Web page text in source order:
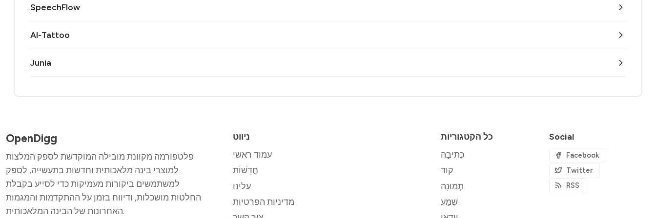
SpeechFlow
AI-Tattoo
Junia
OpenDigg
פלטפורמה מקוונת מובילה המוקדשת לספק המלצות
למוצרי בינה מלאכותית וחדשות בתעשייה, לספק
למשתמשים ביקורות מעמיקות כדי לסייע בקבלת
החלטות מושכלות, ודיווח בזמן על ההתקדמות והמגמות
האחרונות של הבינה המלאכותית.
ניווט
עמוד ראשי
חֲדָשׁוֹת
עלינו
מדיניות הפרטיות
כל הקטגוריות
כְּתִיבָה
קוד
תְמוּנָה
שֶׁמַע
Social
Facebook
Twitter
RSS